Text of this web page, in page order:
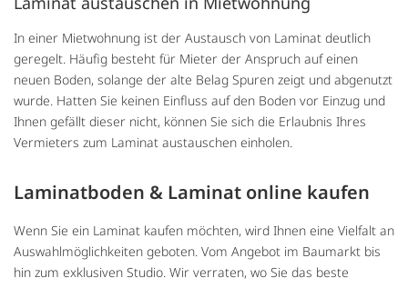
In einer Mietwohnung ist der Austausch von Laminat deutlich
geregelt. Häufig besteht für Mieter der Anspruch auf einen
neuen Boden, solange der alte Belag Spuren zeigt und abgenutzt
wurde. Hatten Sie keinen Einfluss auf den Boden vor Einzug und
Ihnen gefällt dieser nicht, können Sie sich die Erlaubnis Ihres
Vermieters zum Laminat austauschen einholen.
Laminatboden & Laminat online kaufen
Wenn Sie ein Laminat kaufen möchten, wird Ihnen eine Vielfalt an
Auswahlmöglichkeiten geboten. Vom Angebot im Baumarkt bis
hin zum exklusiven Studio. Wir verraten, wo Sie das beste